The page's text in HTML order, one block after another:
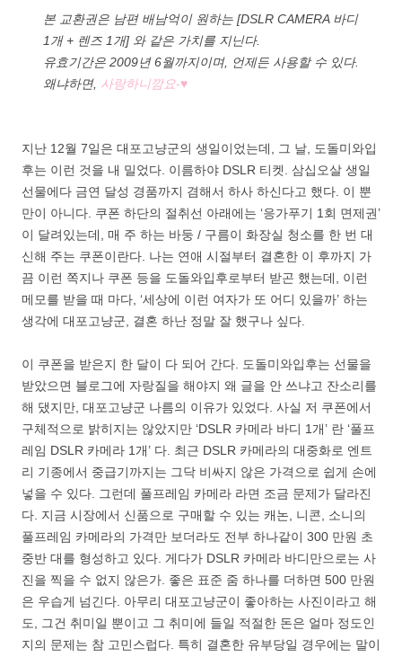
본 교환권은 남편 배남억이 원하는 [DSLR CAMERA 바디
1개 + 렌즈 1개] 와 같은 가치를 지닌다.
유효기간은 2009년 6월까지이며, 언제든 사용할 수 있다.
왜냐하면, 사랑하니깜요-♥
지난 12월 7일은 대포고냥군의 생일이었는데, 그 날, 도돌미와입
후는 이런 것을 내 밀었다. 이름하야 DSLR 티켓. 삼십오살 생일
선물에다 금연 달성 경품까지 겸해서 하사 하신다고 했다. 이 뿐
만이 아니다. 쿠폰 하단의 절취선 아래에는 ‘응가푸기 1회 면제권’
이 달려있는데, 매 주 하는 바둥 / 구름이 화장실 청소를 한 번 대
신해 주는 쿠폰이란다. 나는 연애 시절부터 결혼한 이 후까지 가
끔 이런 쪽지나 쿠폰 등을 도돌와입후로부터 받곤 했는데, 이런
메모를 받을 때 마다, ‘세상에 이런 여자가 또 어디 있을까’ 하는
생각에 대포고냥군, 결혼 하난 정말 잘 했구나 싶다.
이 쿠폰을 받은지 한 달이 다 되어 간다. 도돌미와입후는 선물을
받았으면 블로그에 자랑질을 해야지 왜 글을 안 쓰냐고 잔소리를
해 댔지만, 대포고냥군 나름의 이유가 있었다. 사실 저 쿠폰에서
구체적으로 밝히지는 않았지만 ‘DSLR 카메라 바디 1개’ 란 ‘풀프
레임 DSLR 카메라 1개’ 다. 최근 DSLR 카메라의 대중화로 엔트
리 기종에서 중급기까지는 그닥 비싸지 않은 가격으로 쉽게 손에
넣을 수 있다. 그런데 풀프레임 카메라 라면 조금 문제가 달라진
다. 지금 시장에서 신품으로 구매할 수 있는 캐논, 니콘, 소니의
풀프레임 카메라의 가격만 보더라도 전부 하나같이 300 만원 초
중반 대를 형성하고 있다. 게다가 DSLR 카메라 바디만으로는 사
진을 찍을 수 없지 않은가. 좋은 표준 줌 하나를 더하면 500 만원
은 우습게 넘긴다. 아무리 대포고냥군이 좋아하는 사진이라고 해
도, 그건 취미일 뿐이고 그 취미에 들일 적절한 돈은 얼마 정도인
지의 문제는 참 고민스럽다. 특히 결혼한 유부당일 경우에는 말이